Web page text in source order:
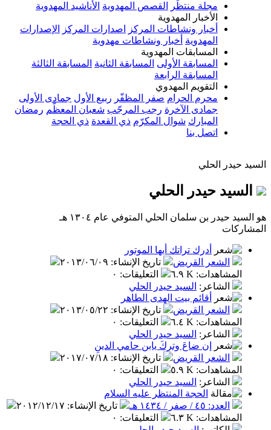
مجلة منتظَر
القصص المهدوية الأناشيد المهدوية
الأخبار المهدوية
أخبار ونشاطات المركز
اصدارات المركز
الإصدارات
المهدوية أخبار ونشاطات مهدوية
المسابقات المهدوية
المسابقة الأولى المسابقة الثانية المسابقة الثالثة
المسابقة الرابعة
التقويم المهدوي
محرم الحرام صفر المظفّر ربيع الأول جمادى الأولى
جمادى الآخرة رجب المرجّب شعبان المعظّم رمضان
المبارك شوال المكرّم ذي القعدة ذي الحجة
اتصل بنا
السيد حيدر الحلي
السيد حيدر الحلي
هو السيد حيدر بن سلمان الحلي المتوفي عام ١٣٠٤ هـ
المشاركات
أدرك تراتك أيها الموتور
الشعر القريض
تاريخ الإنشاء: ٢٠١٣/٠٦/٠٩
المشاهدات: ٦.٩ K التعليقات: ٠
الشاعر : السيد حيدر الحلي
أقائم بيت الهدى الطاهر
الشعر القريض
تاريخ الإنشاء: ٢٠١٣/٠٥/٢٢
المشاهدات: ٦.٤ K التعليقات: ٠
الشاعر : السيد حيدر الحلي
إن ضاعَ وتركَ يابن حامي الدينِ
الشعر القريض
تاريخ الإنشاء: ٢٠١٧/٠٧/١٨
المشاهدات: ٥.٩ K التعليقات: ٠
الشاعر : السيد حيدر الحلي
الحجة المنتظر عليه السلام
العدد: ٤٥ / صفر / ١٤٣٤ هـ
تاريخ الإنشاء: ٢٠١٢/١٢/١٧
المشاهدات: ٦.٣ K التعليقات: ٠